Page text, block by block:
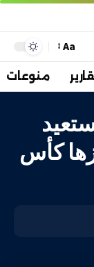
Aa
منوعات
تستعيد
كأس